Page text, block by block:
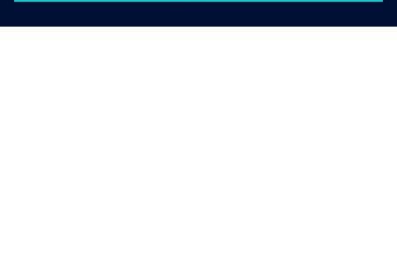
Essentials og Standard-